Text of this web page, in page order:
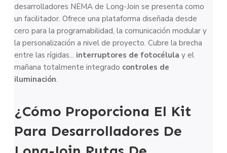
desarrolladores NEMA de Long-Join se presenta como
un facilitador. Ofrece una plataforma diseñada desde
cero para la programabilidad, la comunicación modular y
la personalización a nivel de proyecto. Cubre la brecha
entre las rígidas... interruptores de fotocélula y el
mañana totalmente integrado controles de
iluminación.
¿Cómo Proporciona El Kit
Para Desarrolladores De